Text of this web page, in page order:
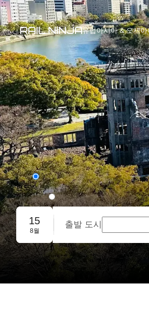
유럽아시아 & 오세아
편도
왕복
단체 예약
15
8월
출발 도시